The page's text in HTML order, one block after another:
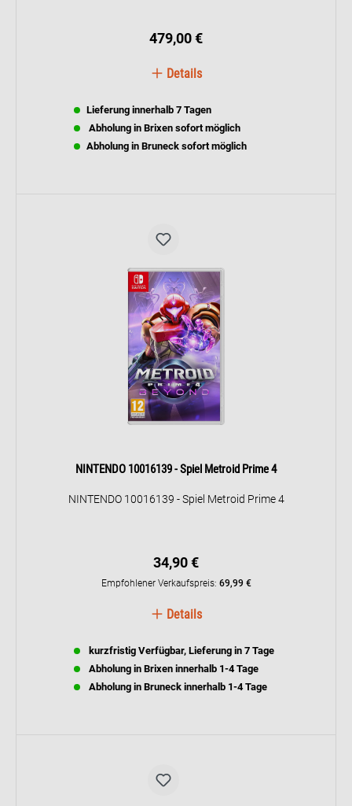
479,00 €
Details
Lieferung innerhalb 7 Tagen
Abholung in Brixen sofort möglich
Abholung in Bruneck sofort möglich
NINTENDO 10016139 - Spiel Metroid Prime 4
NINTENDO 10016139 - Spiel Metroid Prime 4
34,90 €
Empfohlener Verkaufspreis: 69,99 €
Details
kurzfristig Verfügbar, Lieferung in 7 Tage
Abholung in Brixen innerhalb 1-4 Tage
Abholung in Bruneck innerhalb 1-4 Tage